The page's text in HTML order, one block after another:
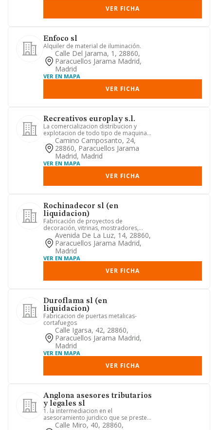
VER FICHA
Enfoco sl
Alquiler de material de iluminación.
Calle Del Jarama, 1, 28860,
Paracuellos Jarama Madrid,
Madrid
VER EN MAPA
VER FICHA
Recreativos europlay s.l.
La comercializacion distribucion y
explotacion de todo tipo de maquinas
recreativas maquinas tipo a...
Camino Camposanto, 24,
28860, Paracuellos Jarama
Madrid, Madrid
VER EN MAPA
VER FICHA
Rochinadecor sl (en
liquidacion)
Fabricación de proyectos de
decoración, vitrinas, mostradores,
estanterías etc, para comercios.
Avenida De La Luz, 14, 28860,
Paracuellos Jarama Madrid,
Madrid
VER EN MAPA
VER FICHA
Duroflama sl (en
liquidacion)
Fabricacion de puertas metalicas-
cortafuegos
Calle Igarsa, 42, 28860,
Paracuellos Jarama Madrid,
Madrid
VER EN MAPA
VER FICHA
Anglona asesores tributarios
y legales sl
1. la intermediacion en el
asesoramiento juridico que se preste a
particulares y sociedades, asi co...
Calle Miro, 40, 28860,